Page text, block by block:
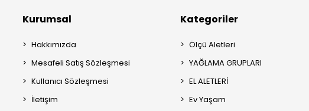
Kurumsal
Hakkımızda
Mesafeli Satış Sözleşmesi
Kullanıcı Sözleşmesi
İletişim
Kategoriler
Ölçü Aletleri
YAĞLAMA GRUPLARI
EL ALETLERİ
Ev Yaşam